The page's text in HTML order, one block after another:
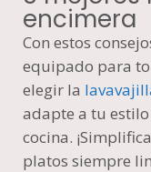
encimera
Con estos
equipado para
elegir la
adapte a tu estilo
cocina.
platos siempre